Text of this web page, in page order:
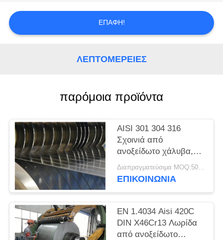
ΖΗΤΉΣΤΕ
PRIVACY
POLICY
ΕΠΑΦΉ!
ΛΕΠΤΟΜΈΡΕΙΕΣ
παρόμοια προϊόντα
AISI 301 304 316
Σχοινιά από
ανοξείδωτο χάλυβα,
λωρίδες ακριβείας,
φύλλα, πλάκες
Διαπραγματεύσιμα MOQ:500 κλ
ΕΠΙΚΟΙΝΩΝΊΑ
EN 1.4034 Aisi 420C
DIN X46Cr13 Λωρίδα
από ανοξείδωτο